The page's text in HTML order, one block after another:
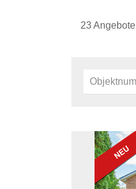
23 Angebote